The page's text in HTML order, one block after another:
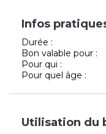
Infos
Durée :
Bon valable pour :
Pour qui :
Pour quel âge :
Utilisation du